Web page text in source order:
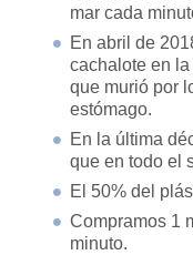
mar cada
En abril de
cachalote en
que murió por
estómago.
En la última
que en todo el
El 50% del
Compramos 1
minuto.